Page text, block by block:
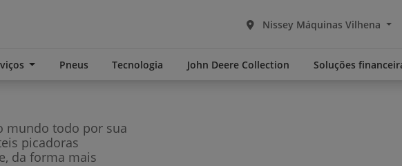
Nissey Máquinas Vilhena
Pneus Tecnologia John Deere Collection Soluções
mundo todo por sua
picadoras
da forma mais